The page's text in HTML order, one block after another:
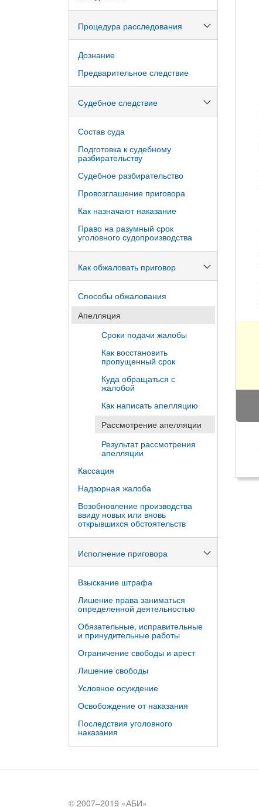
Процедура расследования
Дознание
Предварительное следствие
Судебное следствие
Состав суда
Подготовка к судебному
разбирательству
Судебное разбирательство
Провозглашение приговора
Как назначают наказание
Право на разумный срок
уголовного судопроизводства
Как обжаловать приговор
Способы обжалования
Апелляция
Сроки подачи жалобы
Как восстановить
пропущенный срок
Куда обращаться с
жалобой
Как написать апелляцию
Рассмотрение апелляции
Результат рассмотрения
апелляции
Кассация
Надзорная жалоба
Возобновление производства
ввиду новых или вновь
открывшихся обстоятельств
Исполнение приговора
Взыскание штрафа
Лишение права заниматься
определенной деятельностью
Обязательные, исправительные
и принудительные работы
Ограничение свободы и арест
Лишение свободы
Условное осуждение
Освобождение от наказания
Последствия уголовного
наказания
© 2007–2019 «АБИ»